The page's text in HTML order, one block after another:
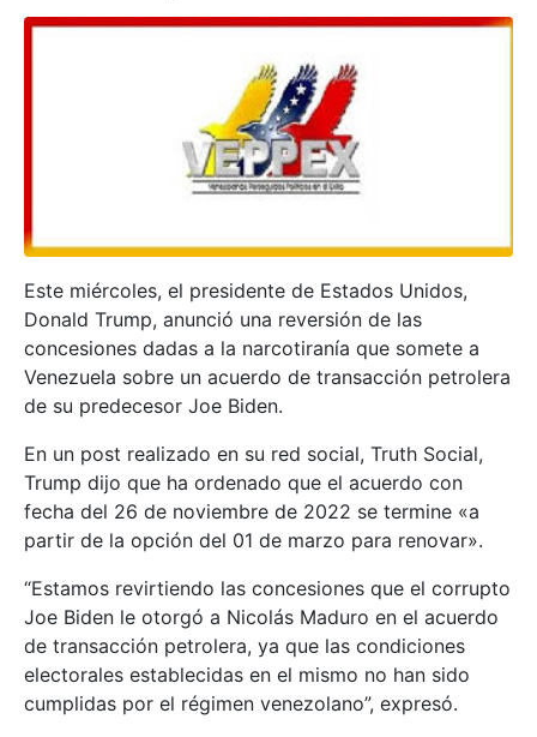
Este miércoles, el presidente de Estados Unidos,
Donald Trump, anunció una reversión de las
concesiones dadas a la narcotiranía que somete a
Venezuela sobre un acuerdo de transacción petrolera
de su predecesor Joe Biden.
En un post realizado en su red social, Truth Social,
Trump dijo que ha ordenado que el acuerdo con
fecha del 26 de noviembre de 2022 se termine «a
partir de la opción del 01 de marzo para renovar».
“Estamos revirtiendo las concesiones que el corrupto
Joe Biden le otorgó a Nicolás Maduro en el acuerdo
de transacción petrolera, ya que las condiciones
electorales establecidas en el mismo no han sido
cumplidas por el régimen venezolano”, expresó.